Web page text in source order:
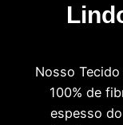
Nosso
100% de
espesso